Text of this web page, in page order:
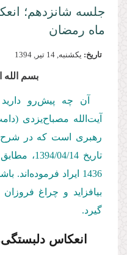
جلسه شانزدهم؛
ماه رمضان
تاریخ: يكشنبه, 14 تير, 1394
بسم الله
آن چه پیش‌رو
آیت‌الله مصباح‌یزدی
رهبری است كه در شرح
تاریخ 1394/04/14
،
1436 ایراد
بیافزاید و چراغ
گیرد.
انعکاس